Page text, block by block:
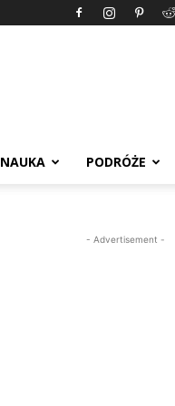
NAUKA PODRÓŻE
- Advertisement -